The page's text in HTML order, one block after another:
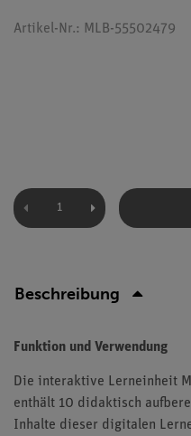
Artikel-Nr.: MLB-55502479
Beschreibung
Funktion und Verwendung
Die interaktive Lerneinheit
enthält 10 didaktisch
Inhalte dieser digitalen